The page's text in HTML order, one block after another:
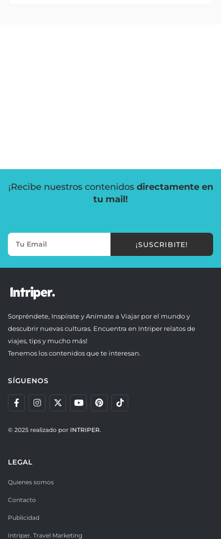
¡Recibe nuestros contenidos directamente en
tu mail!
¡SUSCRIBITE!
Sorpréndete, Inspírate y Anímate a Viajar por el mundo y
descubrir nuevas culturas. Encuentra en Intriper relatos de
viajes, tips y mucho más!
Tenemos los contenidos que te interesan.
SÍGUENOS
© 2025 realizado por INTRIPER.
LEGAL
Quienes somos
Contacto
Publicidad
Intriper. Travel Marketing